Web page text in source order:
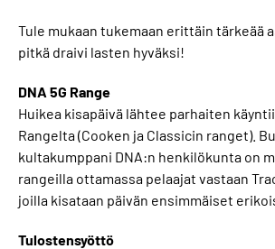
Tule mukaan tukemaan erittäin tärkeää
pitkä draivi lasten hyväksi!
DNA 5G Range
Huikea kisapäivä lähtee parhaiten
Rangelta (Cooken ja Classicin ranget).
kultakumppani DNA:n henkilökunta on
rangeilla ottamassa pelaajat vastaan
joilla kisataan päivän ensimmäiset
Tulostensyöttö